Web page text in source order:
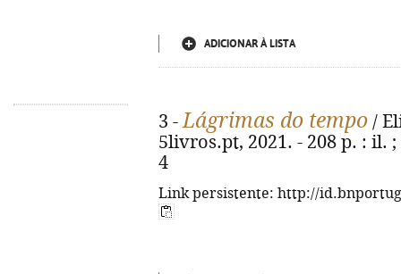
ADICIONAR À LISTA
3 -Lágrimas do tempo /
5livros.pt, 2021. - 208 p. : il. ;
4
Link persistente: http://